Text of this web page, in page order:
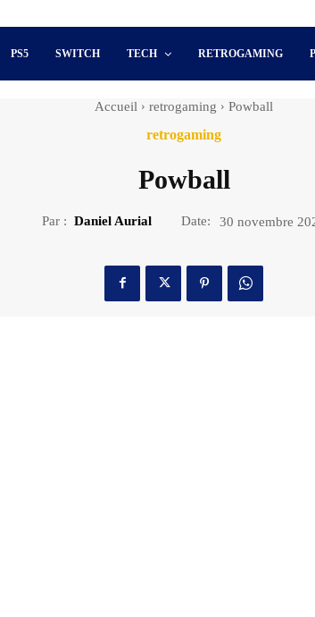
PS5 SWITCH TECH RETROGAMING
Accueil retrogaming Powball
retrogaming
Powball
Par : Daniel Aurial Date: 30 novembre